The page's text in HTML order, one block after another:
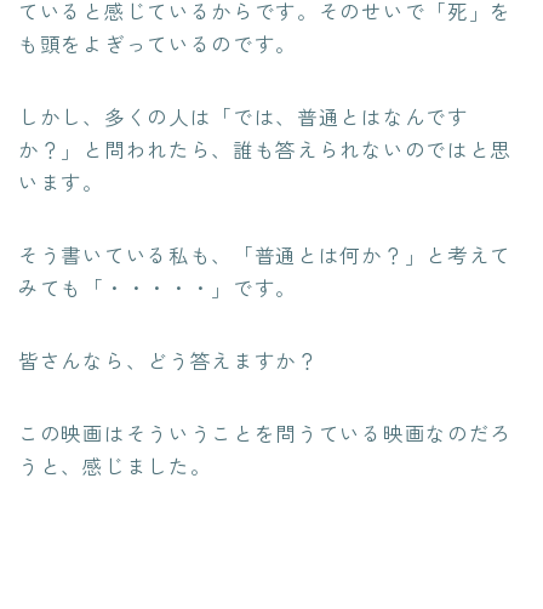
ていると感じているからです。そのせいで「死」を
も頭をよぎっているのです。
しかし、多くの人は「では、普通とはなんです
か？」と問われたら、誰も答えられないのではと思
います。
そう書いている私も、「普通とは何か？」と考えて
みても「・・・・・」です。
皆さんなら、どう答えますか？
この映画はそういうことを問うている映画なのだろ
うと、感じました。